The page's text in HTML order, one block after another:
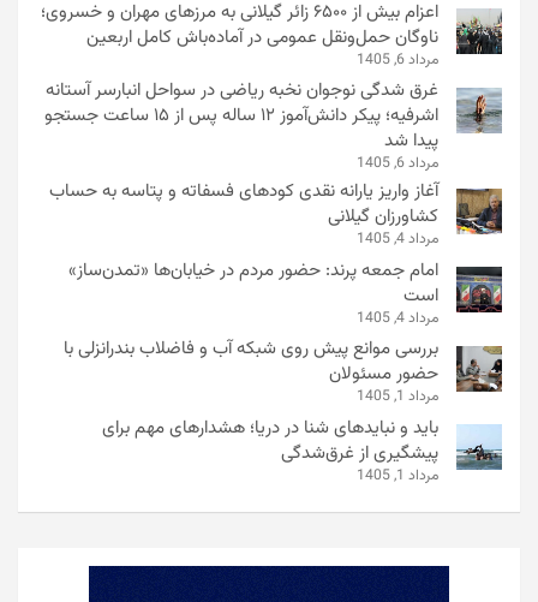
آخرین اخبار :
سوختگی شدید یک سالمند
مرداد 12, 1405
روایت عشاق حسین(ع) از نجف تا کربلا؛ وقتی خبرنگار زائر
میشود
مرداد 12, 1405
اصلاحات بزرگ در لیگ نخبگان آسیا؛ تغییر در قرعهکشی و
تثبیت میزبانی عربستان
مرداد 8, 1405
بازدید میدانی معاون محیطزیست کشور از پاسگاههای
محیطبانی تالاب انزلی
مرداد 8, 1405
ناوگان حمل‌ونقل عمومی در آماده‌باش کامل اربعین
مرداد 6, 1405
غرق شدگی نوجوان نخبه ریاضی در سواحل انبارسر آستانه
پیدا شد